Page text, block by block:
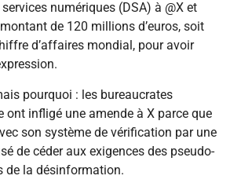
numériques (DSA) à @X et
de 120 millions d’euros, soit
d’affaires mondial, pour avoir
pourquoi : les bureaucrates
ont infligé une amende à X parce que
son système de vérification par une
de céder aux exigences des pseudo-
de la désinformation.